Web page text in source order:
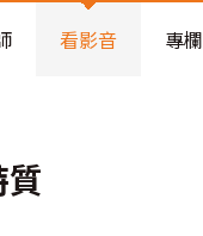
算分配與高 CP 值煥新術
看影音 專欄